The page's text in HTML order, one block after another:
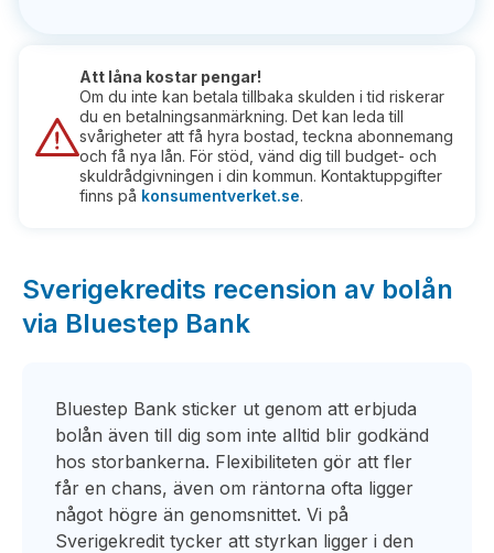
Att låna kostar pengar!
Om du inte kan betala tillbaka skulden i tid riskerar
du en betalningsanmärkning. Det kan leda till
svårigheter att få hyra bostad, teckna abonnemang
och få nya lån. För stöd, vänd dig till budget- och
skuldrådgivningen i din kommun. Kontaktuppgifter
finns på konsumentverket.se.
Sverigekredits recension av bolån
via Bluestep Bank
Bluestep Bank sticker ut genom att erbjuda
bolån även till dig som inte alltid blir godkänd
hos storbankerna. Flexibiliteten gör att fler
får en chans, även om räntorna ofta ligger
något högre än genomsnittet. Vi på
Sverigekredit tycker att styrkan ligger i den